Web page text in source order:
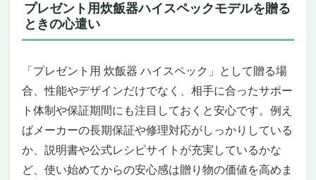
は微妙
「買わなきゃ損する」理由
PGC54 – “プレゼント用 炊飯器 ハイスペッ
ク”の決定版
“一生もの”の贈り物として選ぶべき理由
“買わなきゃ損”の圧倒的な機能美
この炊飯器が“刺さる”人と“微妙”な人
“プレゼント用 炊飯器 ハイスペック”の頂点
を贈るという選択
プレゼント用炊飯器ハイスペックモデルを贈る
ときの心遣い
「プレゼント用 炊飯器 ハイスペック」として贈る場
合、性能やデザインだけでなく、相手に合ったサポー
ト体制や保証期間にも注目しておくと安心です。例え
ばメーカーの長期保証や修理対応がしっかりしている
か、説明書や公式レシピサイトが充実しているかな
ど、使い始めてからの安心感は贈り物の価値を高めま